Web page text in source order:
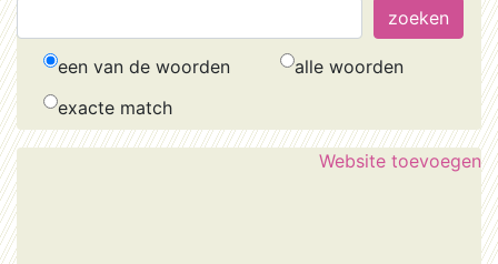
een van de woorden
alle woorden
exacte match
Website toevoegen